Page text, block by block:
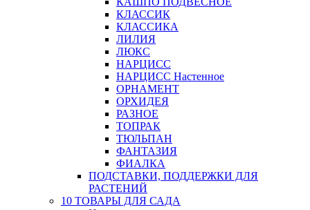
КЛАССИК
КЛАССИКА
ЛИЛИЯ
ЛЮКС
НАРЦИСС
НАРЦИСС Настенное
ОРНАМЕНТ
ОРХИДЕЯ
РАЗНОЕ
ТОПРАК
ТЮЛЬПАН
ФАНТАЗИЯ
ФИАЛКА
ПОДСТАВКИ, ПОДДЕРЖКИ ДЛЯ
РАСТЕНИЙ
10 ТОВАРЫ ДЛЯ САДА